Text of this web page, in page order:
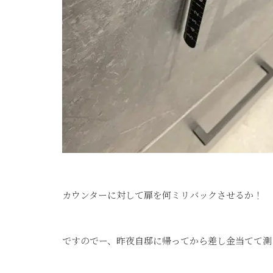
カウンターに対して扉を何ミリバックさせるか！
ですのでー、昨夜自邸に帰ってから差し金当てて